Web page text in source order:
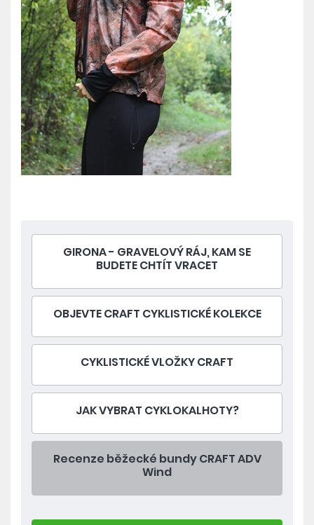
GIRONA - GRAVELOVÝ RÁJ, KAM SE
BUDETE CHTÍT VRACET
OBJEVTE CRAFT CYKLISTICKÉ KOLEKCE
CYKLISTICKÉ VLOŽKY CRAFT
JAK VYBRAT CYKLOKALHOTY?
Recenze běžecké bundy CRAFT ADV
Wind